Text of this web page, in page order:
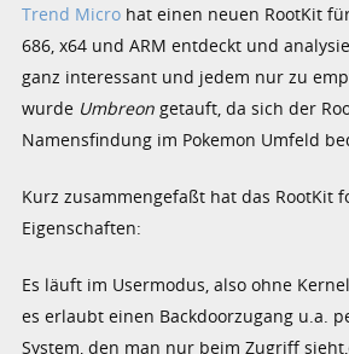
Trend Micro hat einen neuen RootKit
686, x64 und ARM entdeckt und
ganz interessant und jedem nur zu
wurde Umbreon getauft, da sich der
Namensfindung im Pokemon Umfeld
Kurz zusammengefaßt hat das RootKit
Eigenschaften:
Es läuft im Usermodus, also ohne
es erlaubt einen Backdoorzugang u.a.
System, den man nur beim Zugriff